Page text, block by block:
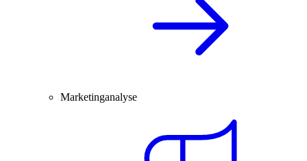
Marketinganalyse